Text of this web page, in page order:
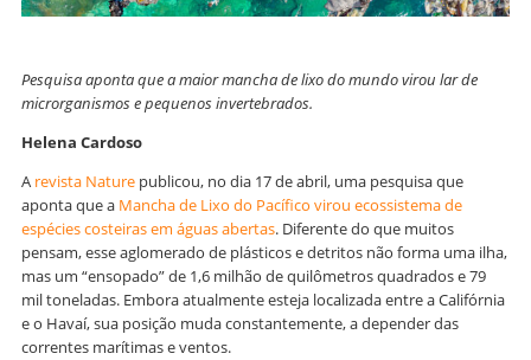
Pesquisa aponta que a maior mancha de lixo do mundo virou lar de
microrganismos e pequenos invertebrados.
Helena Cardoso
A revista Nature publicou, no dia 17 de abril, uma pesquisa que
aponta que a Mancha de Lixo do Pacífico virou ecossistema de
espécies costeiras em águas abertas. Diferente do que muitos
pensam, esse aglomerado de plásticos e detritos não forma uma ilha,
mas um “ensopado” de 1,6 milhão de quilômetros quadrados e 79
mil toneladas. Embora atualmente esteja localizada entre a Califórnia
e o Havaí, sua posição muda constantemente, a depender das
correntes marítimas e ventos.